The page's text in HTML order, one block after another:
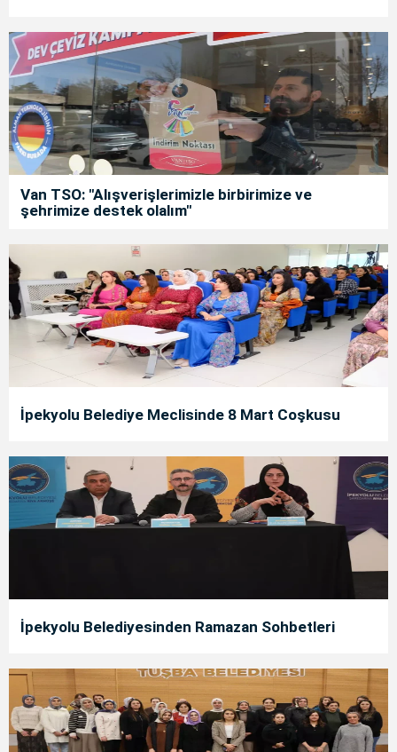
Van TSO: "Alışverişlerimizle birbirimize ve
şehrimize destek olalım"
İpekyolu Belediye Meclisinde 8 Mart Coşkusu
İpekyolu Belediyesinden Ramazan Sohbetleri